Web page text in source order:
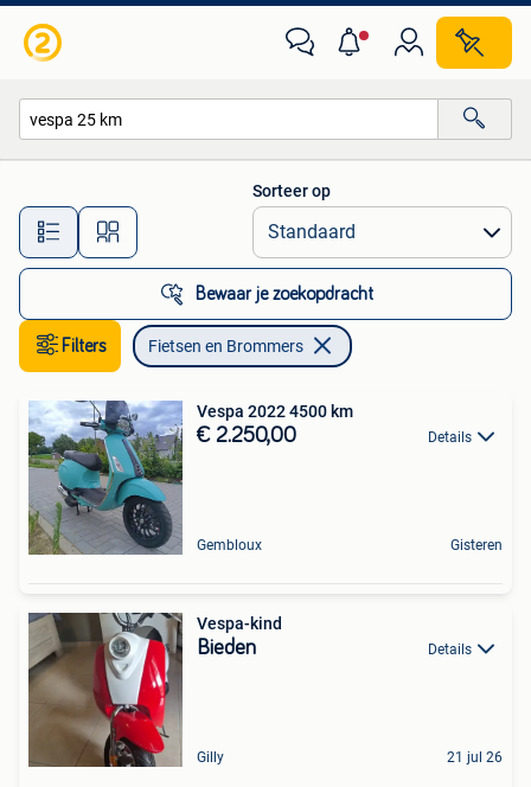
Alle afstanden…
Sorteer op
Bewaar je zoekopdracht
Filters Fietsen en Brommers
Vespa 2022 4500 km
€ 2.250,00 Details
Gembloux Gisteren
Vespa-kind
Bieden Details
Gilly 21 jul 26